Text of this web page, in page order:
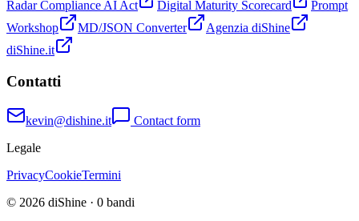
Radar Compliance AI Act Digital Maturity Scorecard
Prompt
Workshop
MD/JSON Converter
Agenzia diShine
diShine.it
Contatti
kevin@dishine.it
Contact form
Legale
PrivacyCookieTermini
© 2026 diShine · 0 bandi